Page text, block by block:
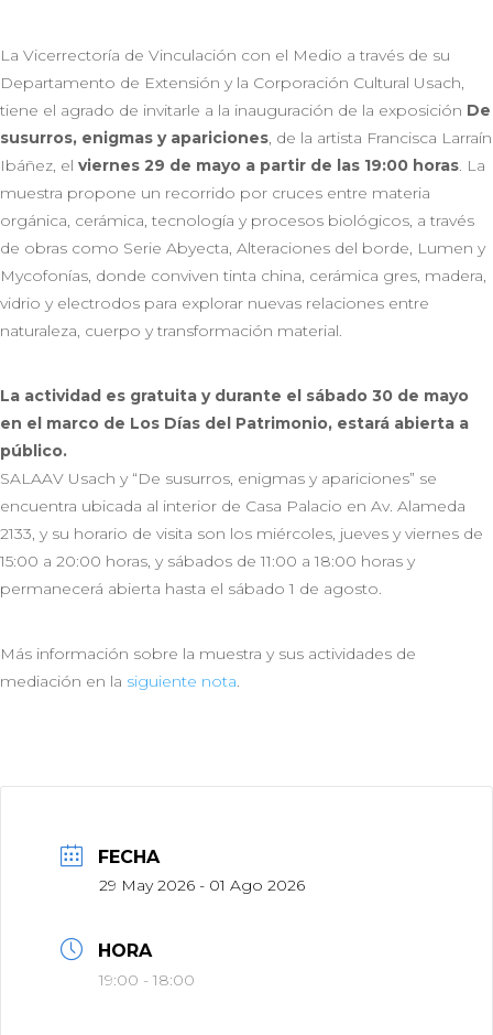
La Vicerrectoría de Vinculación con el Medio a través de su
Departamento de Extensión y la Corporación Cultural Usach,
tiene el agrado de invitarle a la inauguración de la exposición De
susurros, enigmas y apariciones, de la artista Francisca Larraín
Ibáñez, el viernes 29 de mayo a partir de las 19:00 horas. La
muestra propone un recorrido por cruces entre materia
orgánica, cerámica, tecnología y procesos biológicos, a través
de obras como Serie Abyecta, Alteraciones del borde, Lumen y
Mycofonías, donde conviven tinta china, cerámica gres, madera,
vidrio y electrodos para explorar nuevas relaciones entre
naturaleza, cuerpo y transformación material.
La actividad es gratuita y durante el sábado 30 de mayo
en el marco de Los Días del Patrimonio, estará abierta a
público.
SALAAV Usach y “De susurros, enigmas y apariciones” se
encuentra ubicada al interior de Casa Palacio en Av. Alameda
2133, y su horario de visita son los miércoles, jueves y viernes de
15:00 a 20:00 horas, y sábados de 11:00 a 18:00 horas y
permanecerá abierta hasta el sábado 1 de agosto.
Más información sobre la muestra y sus actividades de
mediación en la siguiente nota.
FECHA
29 May 2026 - 01 Ago 2026
HORA
19:00 - 18:00